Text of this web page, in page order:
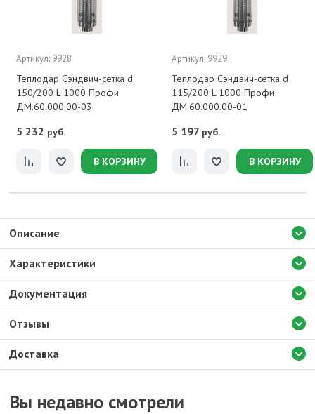
Артикул: 9928
Теплодар Сэндвич-сетка d
150/200 L 1000 Профи
ДМ.60.000.00-03
5 232 руб.
В КОРЗИНУ
Артикул: 9929
Теплодар Сэндвич-сетка d
115/200 L 1000 Профи
ДМ.60.000.00-01
5 197 руб.
В КОРЗИНУ
Доставка
Описание
Характеристики
Документация
Отзывы
Вы недавно смотрели